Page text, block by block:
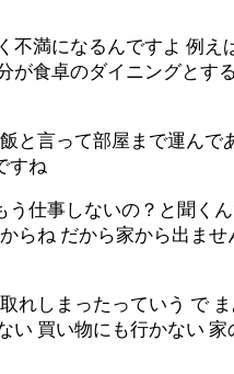
不満になるんですよ 例え
が食卓のダイニングとす
と言って部屋まで運んで
すね
仕事しないの？と聞く
らね だから家から出ませ
れしまったっていう で
い 買い物にも行かない